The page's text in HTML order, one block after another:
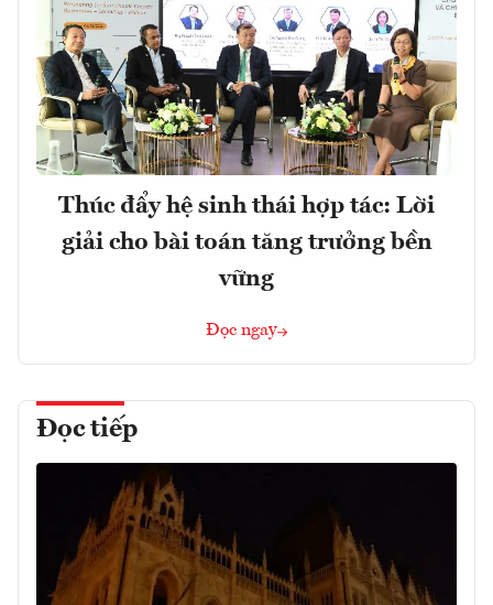
Thúc đẩy hệ sinh thái hợp tác: Lời
giải cho bài toán tăng trưởng bền
vững
Đọc ngay
Đọc tiếp